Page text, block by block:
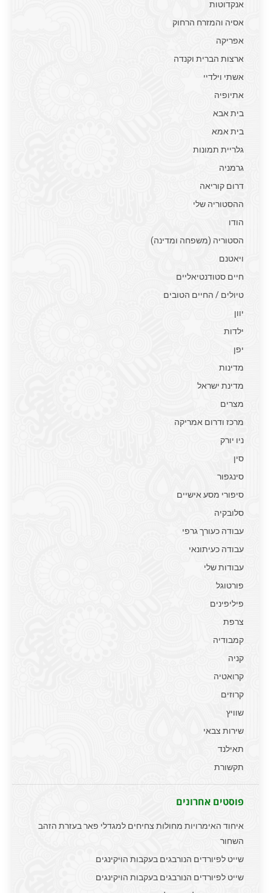
אנקדוטות
אסיה והמזרח הרחוק
אפריקה
ארצות הברית וקנדה
אשתי וילדיי
אתיופיה
בית אבא
בית אמא
גלריית תמונות
גרמניה
דרום קוריאה
ההסטוריה שלי
הודו
הסטוריה (משפחה ומדינה)
ויאטנם
חיים סטודנטיאליים
טיולים / החיים הטובים
יוון
ילדות
יפן
מדינות
מדינת ישראל
מצרים
מרכז ודרום אמריקה
ניו יורק
סין
סינגפור
סיפורי מסע אישיים
סלובקיה
עבודה כעורך גרפי
עבודה כעיתונאי
עבודות שלי
פורטוגל
פיליפינים
צרפת
קמבודיה
קניה
קרואטיה
קרוזים
שוויץ
שירות צבאי
תאילנד
תקשורת
פוסטים אחרונים
איחוד האימרויות מחולות צחיחים למגדלי פאר בעזרת הזהב
השחור
שייט לפיורדים הנורבגים בעקבות הויקינגים
שייט לפיורדים הנורבגים בעקבות הויקינגים